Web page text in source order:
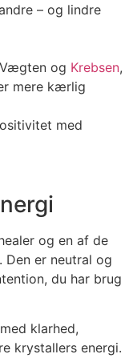
– og lindre
og Krebsen,
mere kærlig
med
og en af de
er neutral og
du har brug
klarhed,
krystallers energi.